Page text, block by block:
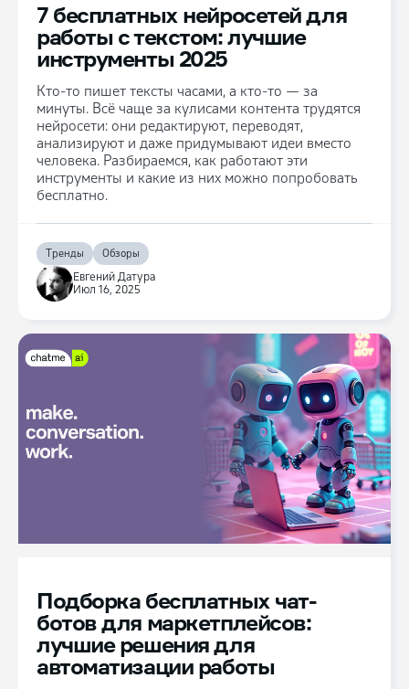
7 бесплатных нейросетей для
работы с текстом: лучшие
инструменты 2025
Кто-то пишет тексты часами, а кто-то — за
минуты. Всё чаще за кулисами контента трудятся
нейросети: они редактируют, переводят,
анализируют и даже придумывают идеи вместо
человека. Разбираемся, как работают эти
инструменты и какие из них можно попробовать
бесплатно.
Евгений Датура
Июл 16, 2025
Тренды Обзоры
Подборка бесплатных чат-
ботов для маркетплейсов:
лучшие решения для
автоматизации работы